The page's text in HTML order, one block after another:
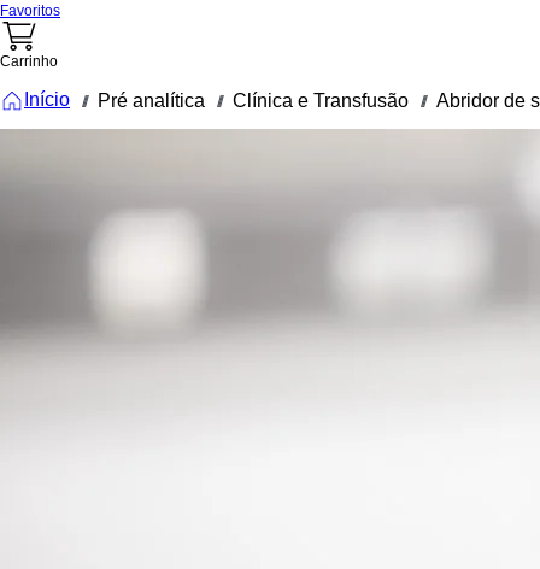
Favoritos
Carrinho
Início /// Pré analítica /// Clínica e Transfusão /// Abridor de